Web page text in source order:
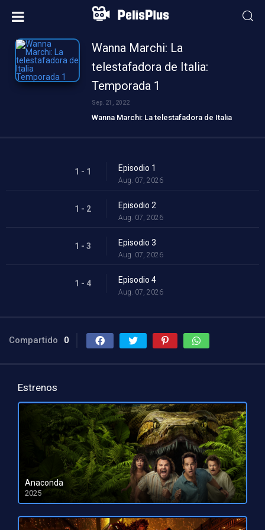
Wanna Marchi: La
telestafadora de Italia:
Temporada 1
Sep. 21, 2022
Wanna Marchi: La telestafadora de Italia
1 - 1 Episodio 1
Aug. 07, 2026
1 - 2 Episodio 2
Aug. 07, 2026
1 - 3 Episodio 3
Aug. 07, 2026
1 - 4 Episodio 4
Aug. 07, 2026
Compartido 0
Estrenos
Anaconda
2025
HD 1080pHD 720p